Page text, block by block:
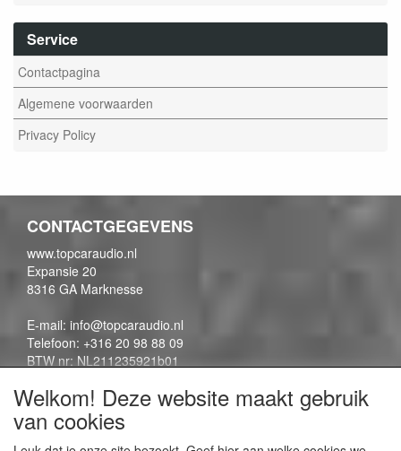
Service
Contactpagina
Algemene voorwaarden
Privacy Policy
CONTACTGEGEVENS
www.topcaraudio.nl
Expansie 20
8316 GA Marknesse
E-mail: info@topcaraudio.nl
Telefoon: +316 20 98 88 09
BTW nr: NL211235921b01
Welkom! Deze website maakt gebruik
van cookies